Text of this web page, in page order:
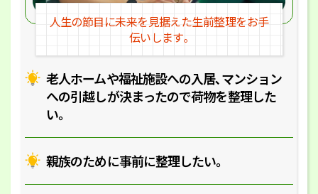
老人ホームや福祉施設への入居､マンション
への引越しが決まったので荷物を整理した
い｡
親族のために事前に整理したい｡
人生の節目に未来を見据えた生前整理をお手
伝いします｡